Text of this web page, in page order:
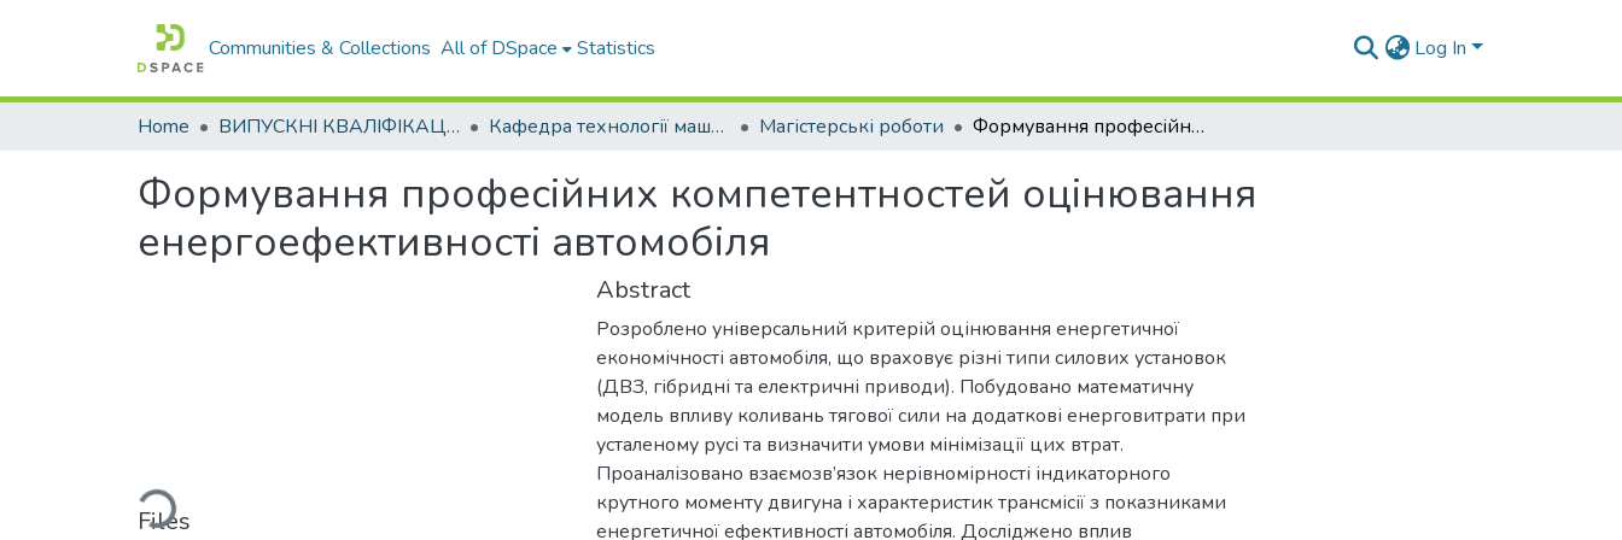
Communities & Collections All of DSpace Statistics Log In
Home ВИПУСКНІ КВАЛІФІКАЦІЙНІ РОБОТИ Кафедра технології машинобудування та ремонту машин Магістерські роботи Формування професійних компетентностей оцінювання енергоефективності автомобіля
Формування професійних компетентностей оцінювання
енергоефективності автомобіля
Loading...
Files
Abstract
Розроблено універсальний критерій оцінювання енергетичної
економічності автомобіля, що враховує різні типи силових установок
(ДВЗ, гібридні та електричні приводи). Побудовано математичну
модель впливу коливань тягової сили на додаткові енерговитрати при
усталеному русі та визначити умови мінімізації цих втрат.
Проаналізовано взаємозв’язок нерівномірності індикаторного
крутного моменту двигуна і характеристик трансмісії з показниками
енергетичної ефективності автомобіля. Досліджено вплив